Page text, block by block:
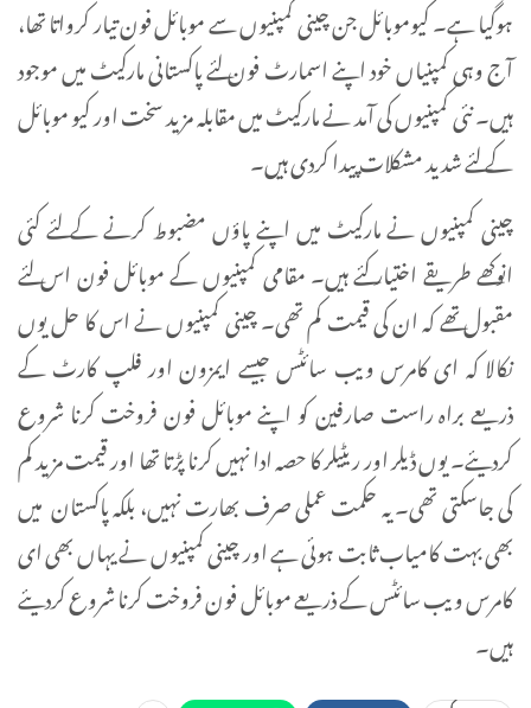
ہوگیا ہے۔ کیوموبائل جن چینی کمپنیوں سے موبائل فون تیار کرواتا تھا،
آج وہی کمپنیاں خود اپنے اسمارٹ فون لئے پاکستانی مارکیٹ میں موجود
ہیں۔ نئی کمپنیوں کی آمد نے مارکیٹ میں مقابلہ مزید سخت اور کیو موبائل
کے لئے شدید مشکلات پیدا کردی ہیں۔
چینی کمپنیوں نے مارکیٹ میں اپنے پاؤں مضبوط کرنے کے لئے کئی
انوکھے طریقے اختیار کئے ہیں۔ مقامی کمپنیوں کے موبائل فون اس لئے
مقبول تھے کہ ان کی قیمت کم تھی۔ چینی کمپنیوں نے اس کا حل یوں
نکالا کہ ای کامرس ویب سائٹس جیسے ایمزون اور فلپ کارٹ کے
ذریعے براہ راست صارفین کو اپنے موبائل فون فروخت کرنا شروع
کردیئے۔ یوں ڈیلر اور ریٹیلر کا حصہ ادا نہیں کرنا پڑتا تھا اور قیمت مزید کم
کی جاسکتی تھی۔ یہ حکمت عملی صرف بھارت نہیں، بلکہ پاکستان میں
بھی بہت کامیاب ثابت ہوئی ہے اور چینی کمپنیوں نے یہاں بھی ای
کامرس ویب سائٹس کے ذریعے موبائل فون فروخت کرنا شروع کردیئے
ہیں۔